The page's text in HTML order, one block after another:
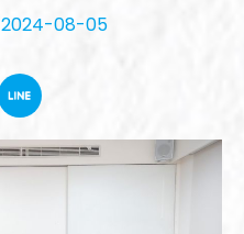
2024-08-05